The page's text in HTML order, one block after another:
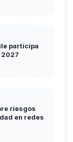
participa
2027
riesgos
en redes